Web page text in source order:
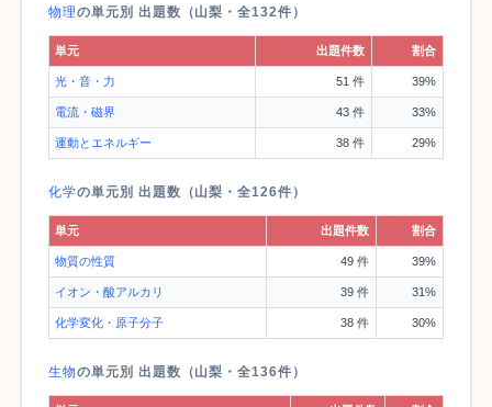
物理の単元別 出題数（山梨・全132件）
単元 出題件数 割合
光・音・力 51 件 39%
電流・磁界 43 件 33%
運動とエネルギー 38 件 29%
化学の単元別 出題数（山梨・全126件）
単元 出題件数 割合
物質の性質 49 件 39%
イオン・酸アルカリ 39 件 31%
化学変化・原子分子 38 件 30%
生物の単元別 出題数（山梨・全136件）